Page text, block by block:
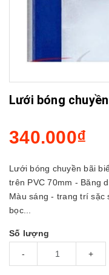
Lưới bóng
340.000₫
Lưới bóng chuyền bãi
trên PVC 70mm - Băng
Màu sáng - trang trí sặc
bọc...
Số lượng
- +